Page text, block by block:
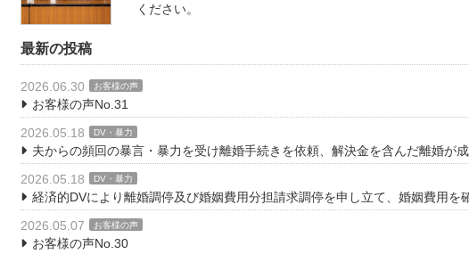
ください。
最新の投稿
2026.06.30 お客様の声
お客様の声No.31
2026.05.18
DV・暴力
夫からの頻回の暴言・暴力を受け離婚手続きを依頼、解決金を含んだ離婚が
2026.05.18
DV・暴力
経済的DVにより離婚調停及び婚姻費用分担請求調停を申し立て、婚姻費用を
2026.05.07
お客様の声
お客様の声No.30